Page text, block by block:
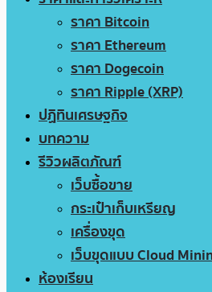
ราคา Bitcoin
ราคา Ethereum
ราคา Dogecoin
ราคา Ripple (XRP)
ปฏิทินเศรษฐกิจ
บทความ
รีวิวผลิตภัณฑ์
เว็บซื้อขาย
กระเป๋าเก็บเหรียญ
เครื่องขุด
เว็บขุดแบบ Cloud
ห้องเรียน